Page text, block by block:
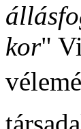
kor"